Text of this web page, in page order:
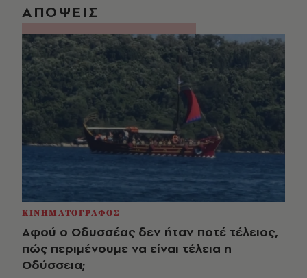
ΑΠΟΨΕΙΣ
ΚΙΝΗΜΑΤΟΓΡΑΦΟΣ
Αφού ο Οδυσσέας δεν ήταν ποτέ τέλειος,
πώς περιμένουμε να είναι τέλεια η
Οδύσσεια;